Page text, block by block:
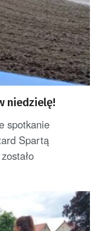
niedzielę!
spotkanie
Spartą